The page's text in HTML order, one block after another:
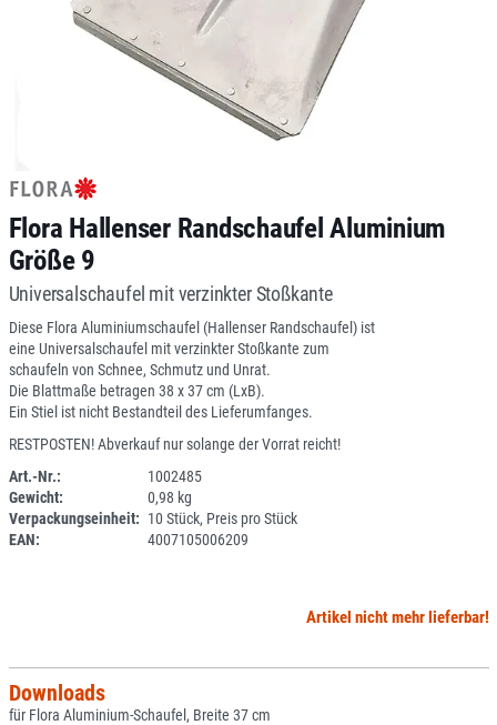
Flora Hallenser Randschaufel Aluminium
Größe 9
Universalschaufel mit verzinkter Stoßkante
Diese Flora Aluminiumschaufel (Hallenser Randschaufel) ist
eine Universalschaufel mit verzinkter Stoßkante zum
schaufeln von Schnee, Schmutz und Unrat.
Die Blattmaße betragen 38 x 37 cm (LxB).
Ein Stiel ist nicht Bestandteil des Lieferumfanges.
RESTPOSTEN! Abverkauf nur solange der Vorrat reicht!
Art.-Nr.:
1002485
Gewicht:
0,98 kg
Verpackungseinheit: 10 Stück, Preis pro Stück
EAN:
4007105006209
Artikel nicht mehr lieferbar!
Downloads
für Flora Aluminium-Schaufel, Breite 37 cm